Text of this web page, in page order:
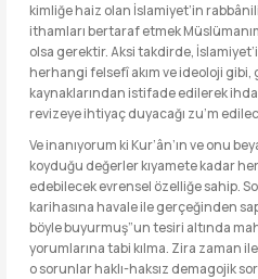
kimliğe haiz olan İslamiyet’in
ithamları bertaraf etmek
olsa gerektir. Aksi takdirde,
herhangi felsefî akım ve ideoloji
kaynaklarından istifade edilerek
revizeye ihtiyaç duyacağı zu’m
Ve inanıyorum ki Kur’ân’ın ve onu
koyduğu değerler kıyamete kadar
edebilecek evrensel özelliğe sahip.
karihasına havale ile gerçeğinden
böyle buyurmuş”un tesiri altında
yorumlarına tabi kılma. Zira zaman
o sorunlar haklı-haksız demagojik